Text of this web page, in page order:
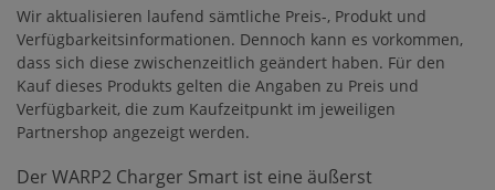
Wir aktualisieren laufend sämtliche Preis-, Produkt und
Verfügbarkeitsinformationen. Dennoch kann es vorkommen,
dass sich diese zwischenzeitlich geändert haben. Für den
Kauf dieses Produkts gelten die Angaben zu Preis und
Verfügbarkeit, die zum Kaufzeitpunkt im jeweiligen
Partnershop angezeigt werden.
Der WARP2 Charger Smart ist eine äußerst